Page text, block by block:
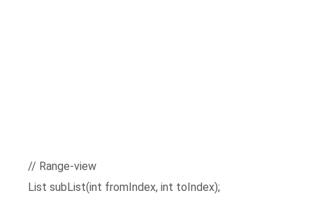
// Range-view
List subList(int fromIndex, int toIndex);